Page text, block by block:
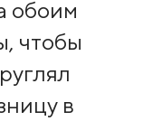
обоим
чтобы
в